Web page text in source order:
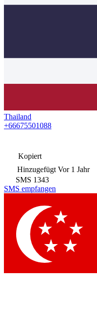
Thailand
+66675501088
Kopiert
Hinzugefügt Vor 1 Jahr
SMS 1343
SMS empfangen